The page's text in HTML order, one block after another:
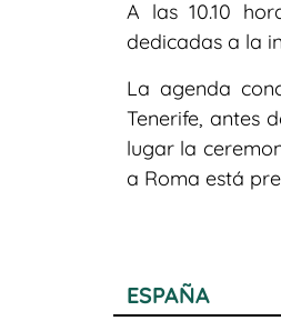
A las 10.10
dedicadas a la
La agenda
Tenerife, antes
lugar la
a Roma está
ESPAÑA